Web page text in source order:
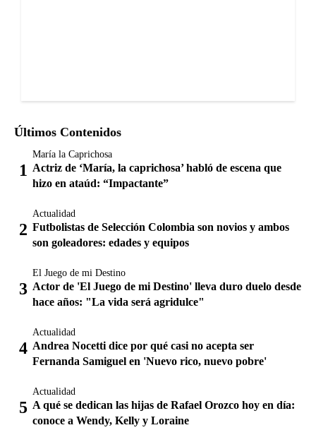
Últimos Contenidos
María la Caprichosa
Actriz de ‘María, la caprichosa’ habló de escena que
hizo en ataúd: “Impactante”
Actualidad
Futbolistas de Selección Colombia son novios y ambos
son goleadores: edades y equipos
El Juego de mi Destino
Actor de 'El Juego de mi Destino' lleva duro duelo desde
hace años: "La vida será agridulce"
Actualidad
Andrea Nocetti dice por qué casi no acepta ser
Fernanda Samiguel en 'Nuevo rico, nuevo pobre'
Actualidad
A qué se dedican las hijas de Rafael Orozco hoy en día:
conoce a Wendy, Kelly y Loraine